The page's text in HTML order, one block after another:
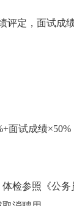
评定，面试成
面试成绩×50%
检参照《公